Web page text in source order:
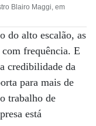
Blairo Maggi, em
do alto escalão, as
frequência. E
credibilidade da
para mais de
trabalho de
está